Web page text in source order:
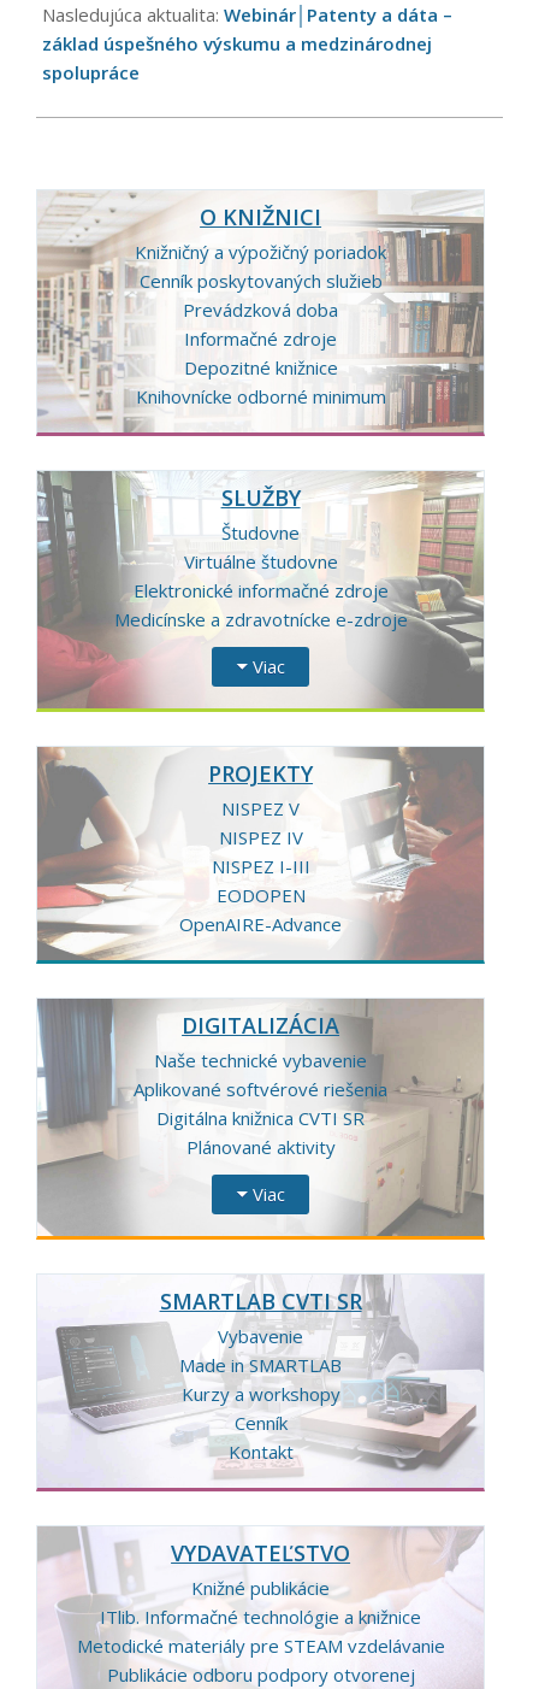
Nasledujúca aktualita: Webinár│Patenty a dáta –
základ úspešného výskumu a medzinárodnej
spolupráce
O KNIŽNICI
Knižničný a výpožičný poriadok
Cenník poskytovaných služieb
Prevádzková doba
Informačné zdroje
Depozitné knižnice
Knihovnícke odborné minimum
SLUŽBY
Študovne
Virtuálne študovne
Elektronické informačné zdroje
Medicínske a zdravotnícke e-zdroje
Viac
PROJEKTY
NISPEZ V
NISPEZ IV
NISPEZ I-III
EODOPEN
OpenAIRE-Advance
DIGITALIZÁCIA
Naše technické vybavenie
Aplikované softvérové riešenia
Digitálna knižnica CVTI SR
Plánované aktivity
Viac
SMARTLAB CVTI SR
Vybavenie
Made in SMARTLAB
Kurzy a workshopy
Cenník
Kontakt
VYDAVATEĽSTVO
Knižné publikácie
ITlib. Informačné technológie a knižnice
Metodické materiály pre STEAM vzdelávanie
Publikácie odboru podpory otvorenej